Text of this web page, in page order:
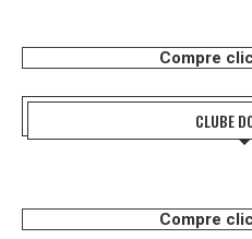
Compre
CLUBE
Compre